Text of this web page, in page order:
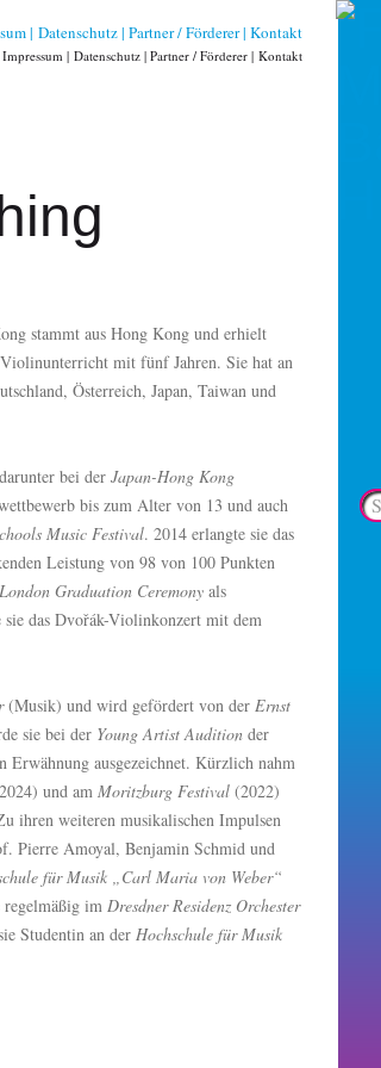
Datenschutz Partner / Förderer Kontakt
Impressum Datenschutz Partner / Förderer Kontakt
stammt aus Hong Kong und erhielt
mit fünf Jahren. Sie hat an
Österreich, Japan, Taiwan und
bei der Japan-Hong Kong
bis zum Alter von 13 und auch
Music Festival. 2014 erlangte sie das
Leistung von 98 von 100 Punkten
Graduation Ceremonyals
das Dvořák-Violinkonzert mit dem
(Musik) und wird gefördert von der Ernst
sie bei der Young Artist Auditionder
Erwähnung ausgezeichnet. Kürzlich nahm
und am Moritzburg Festival(2022)
ihren weiteren musikalischen Impulsen
Pierre Amoyal, Benjamin Schmid und
für Musik „Carl Maria von Weber“
im Dresdner Residenz Orchester
Studentin an der Hochschule für Musik